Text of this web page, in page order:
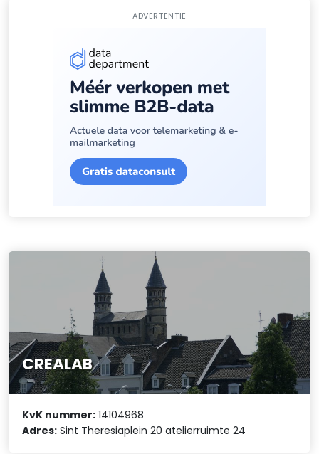
ADVERTENTIE
CREALAB
KvK nummer: 14104968
Adres: Sint Theresiaplein 20 atelierruimte 24